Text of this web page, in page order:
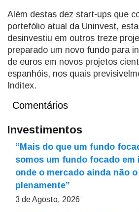
Além destas dez start-ups que
portefólio atual da Uninvest,
desinvestiu em outros treze
preparado um novo fundo para
de euros em novos projetos
espanhóis, nos quais
Inditex.
Comentários
Investimentos
“Mais do que um fundo
somos um fundo focado
onde o mercado ainda não
plenamente”
3 de Agosto, 2026